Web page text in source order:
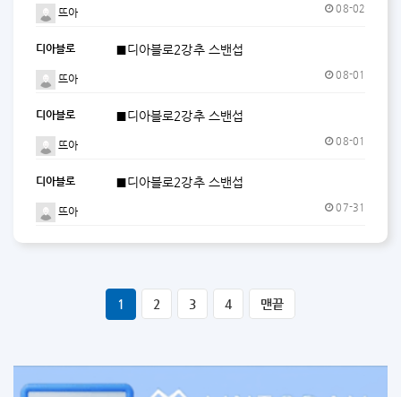
뜨아 08-02
디아블로 ■디아블로2강추 스밴섭
뜨아 08-01
디아블로 ■디아블로2강추 스밴섭
뜨아 08-01
디아블로 ■디아블로2강추 스밴섭
뜨아 07-31
1 2 3 4 맨끝